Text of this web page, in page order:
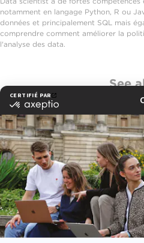
notamment en langage Python, R ou
données et principalement SQL mais
comprendre comment améliorer la
l'analyse des data.
See
Les programmes
Les métiers de la
L'international
Devenir attaché de presse